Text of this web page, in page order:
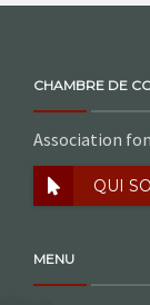
CHAMBRE DE
Association
QUI
MENU